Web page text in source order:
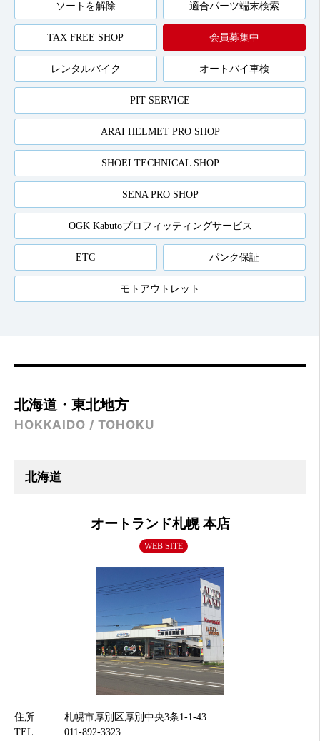
ソートを解除 適合パーツ端末検索
TAX FREE SHOP 会員募集中
レンタルバイク オートバイ車検
PIT SERVICE
ARAI HELMET PRO SHOP
SHOEI TECHNICAL SHOP
SENA PRO SHOP
OGK Kabutoプロフィッティングサービス
ETC パンク保証
モトアウトレット
北海道・東北地方
HOKKAIDO / TOHOKU
オートランド札幌 本店
WEB SITE
住所
札幌市厚別区厚別中央3条1-1-43
TEL
011-892-3323